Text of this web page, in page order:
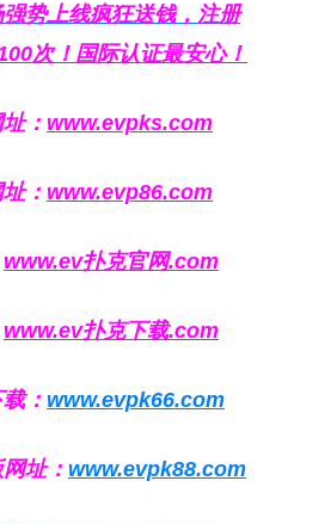
势上线疯狂送钱，注册
次！国际认证最安心！
： www.evpks.com
： www.evp86.com
www.ev扑克官网.com
www.ev扑克下载.com
： www.evpk66.com
址： www.evpk88.com